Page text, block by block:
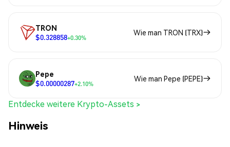
TRON
$0.328858+0.30%
Wie man TRON (TRX)
Pepe
$0.00000287+2.10%
Wie man Pepe (PEPE)
Entdecke weitere Krypto-Assets >
Hinweis